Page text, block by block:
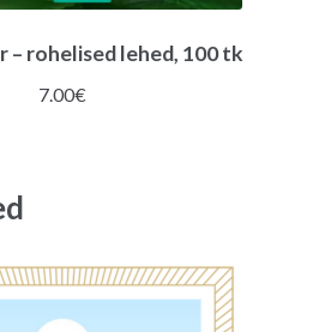
– rohelised lehed, 100 tk
7.00€